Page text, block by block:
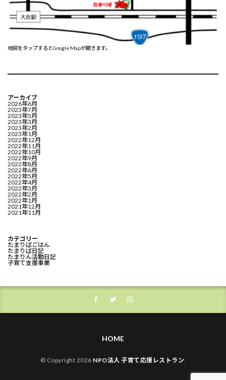
地図をタップするとGoogle Mapが開きます。
アーカイブ
2026年6月
2023年7月
2023年5月
2023年3月
2023年2月
2023年1月
2022年12月
2022年11月
2022年10月
2022年9月
2022年8月
2022年6月
2022年5月
2022年4月
2022年3月
2022年2月
2022年1月
2021年12月
2021年11月
カテゴリー
たまりばごはん
たまりば日記
たまりん活動日記
子育て支援事業
HOME
© Copyright 2026 NPO法人 子育て応援レストラン